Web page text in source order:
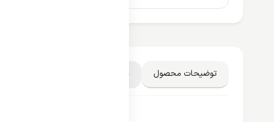
توضیحات محصول دیدگاه کاربران